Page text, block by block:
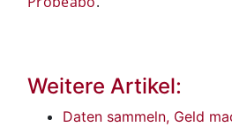
Weitere Artikel:
Daten sammeln, Geld